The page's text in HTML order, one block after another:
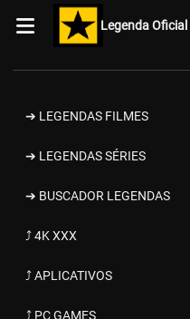
Legenda Oficial
➔ LEGENDAS FILMES
➔ LEGENDAS SÉRIES
➔ BUSCADOR LEGENDAS
⤴ 4K XXX
⤴ APLICATIVOS
⤴ PC GAMES